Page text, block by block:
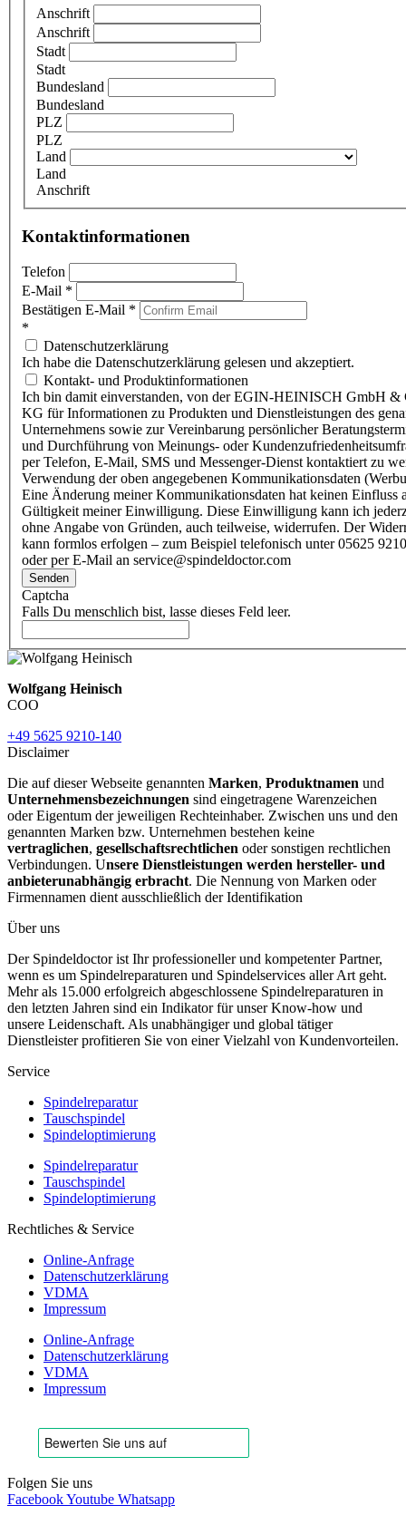
Anschrift
Anschrift
Stadt
Stadt
Bundesland
Bundesland
PLZ
PLZ
Land
Land
Anschrift
Kontaktinformationen
Telefon
E-Mail *
Bestätigen E-Mail *
*
Datenschutzerklärung
Ich habe die Datenschutzerklärung gelesen und akzeptiert.
Kontakt- und Produktinformationen
Ich bin damit einverstanden, von der EGIN-HEINISCH GmbH &
KG für Informationen zu Produkten und Dienstleistungen des
Unternehmens sowie zur Vereinbarung persönlicher
und Durchführung von Meinungs- oder
per Telefon, E-Mail, SMS und Messenger-Dienst kontaktiert zu
Verwendung der oben angegebenen Kommunikationsdaten
Eine Änderung meiner Kommunikationsdaten hat keinen Einfluss
Gültigkeit meiner Einwilligung. Diese Einwilligung kann ich
ohne Angabe von Gründen, auch teilweise, widerrufen. Der
kann formlos erfolgen – zum Beispiel telefonisch unter 05625
oder per E-Mail an service@spindeldoctor.com
Senden
Captcha
Falls Du menschlich bist, lasse dieses Feld leer.
Wolfgang Heinisch
COO
+49 5625 9210-140
Disclaimer
Die auf dieser Webseite genannten Marken, Produktnamen und
Unternehmensbezeichnungen sind eingetragene Warenzeichen
oder Eigentum der jeweiligen Rechteinhaber. Zwischen uns und den
genannten Marken bzw. Unternehmen bestehen keine
vertraglichen, gesellschaftsrechtlichen oder sonstigen rechtlichen
Verbindungen. Unsere Dienstleistungen werden hersteller- und
anbieterunabhängig erbracht. Die Nennung von Marken oder
Firmennamen dient ausschließlich der Identifikation
Über uns
Der Spindeldoctor ist Ihr professioneller und kompetenter Partner,
wenn es um Spindelreparaturen und Spindelservices aller Art geht.
Mehr als 15.000 erfolgreich abgeschlossene Spindelreparaturen in
den letzten Jahren sind ein Indikator für unser Know-how und
unsere Leidenschaft. Als unabhängiger und global tätiger
Dienstleister profitieren Sie von einer Vielzahl von Kundenvorteilen.
Service
Spindelreparatur
Tauschspindel
Spindeloptimierung
Spindelreparatur
Tauschspindel
Spindeloptimierung
Rechtliches & Service
Online-Anfrage
Datenschutzerklärung
VDMA
Impressum
Online-Anfrage
Datenschutzerklärung
VDMA
Impressum
Folgen Sie uns
FacebookYoutube Whatsapp